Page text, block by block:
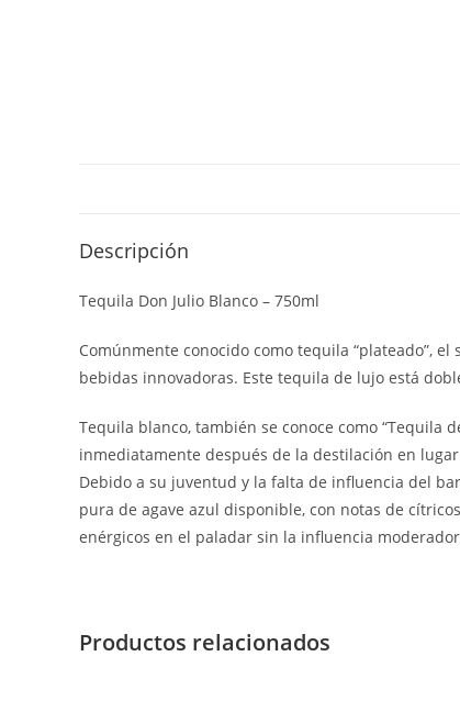
Descripción
Tequila Don Julio Blanco – 750ml
Comúnmente conocido como tequila “plateado”,
bebidas innovadoras. Este tequila de lujo está
Tequila blanco, también se conoce como “Tequila
inmediatamente después de la destilación en
Debido a su juventud y la falta de influencia del
pura de agave azul disponible, con notas de
enérgicos en el paladar sin la influencia
Productos relacionados